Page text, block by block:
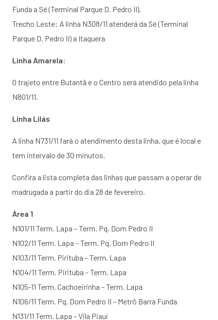
Funda a Sé (Terminal Parque D. Pedro II).
Trecho Leste: A linha N308/11 atenderá da Sé (Terminal
Parque D. Pedro II) a Itaquera
Linha Amarela:
O trajeto entre Butantã e o Centro será atendido pela linha
N801/11.
Linha Lilás
A linha N731/11 fará o atendimento desta linha, que é local e
tem intervalo de 30 minutos.
Confira a lista completa das linhas que passam a operar de
madrugada a partir do dia 28 de fevereiro.
Área 1
N101/11 Term. Lapa – Term. Pq. Dom Pedro II
N102/11 Term. Lapa – Term. Pq. Dom Pedro II
N103/11 Term. Pirituba – Term. Lapa
N104/11 Term. Pirituba – Term. Lapa
N105-11 Term. Cachoeirinha – Term. Lapa
N106/11 Term. Pq. Dom Pedro II – Metrô Barra Funda
N131/11 Term. Lapa – Vila Piauí